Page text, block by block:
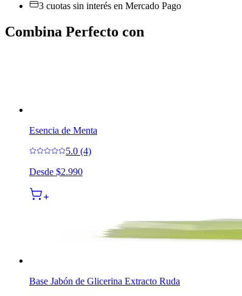
3 cuotas sin interés en Mercado Pago
Combina Perfecto con
Esencia de Menta
5.0 (4)
Desde $2.990
Base Jabón de Glicerina Extracto Ruda